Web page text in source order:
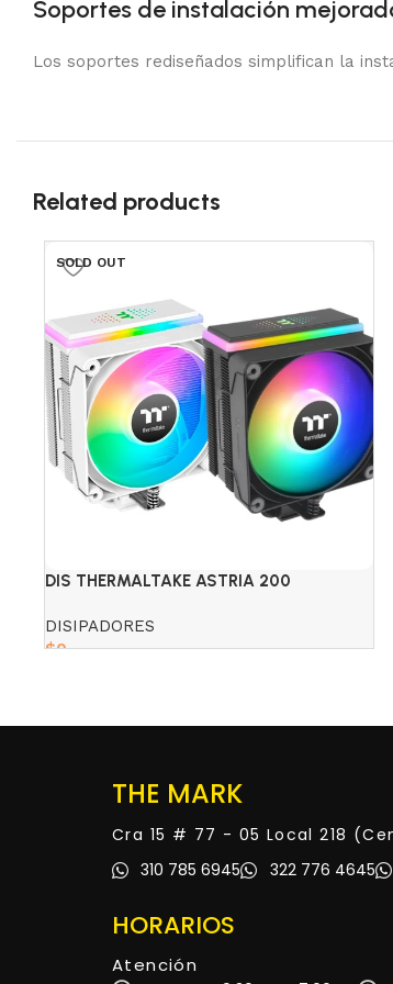
Soportes de instalación
Los soportes rediseñados simplifican la
Related products
SOLD OUT
DIS THERMALTAKE ASTRIA 200
DISIPADORES
$0
THE MARK
Cra 15 # 77 - 05 Local 218
310 785 6945
322 776 4645
HORARIOS
Atención